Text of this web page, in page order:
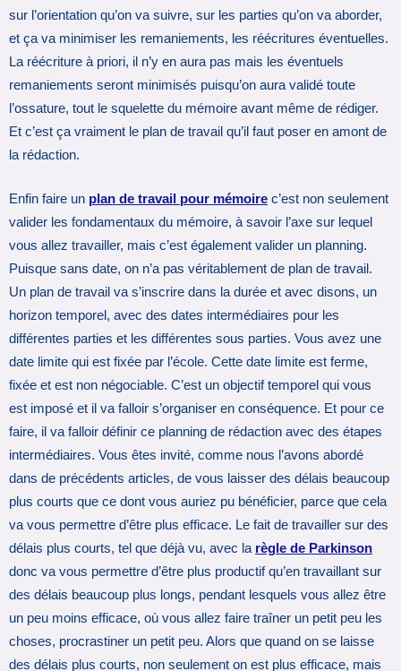
sur l’orientation qu’on va suivre, sur les parties qu’on va aborder,
et ça va minimiser les remaniements, les réécritures éventuelles.
La réécriture à priori, il n’y en aura pas mais les éventuels
remaniements seront minimisés puisqu’on aura validé toute
l’ossature, tout le squelette du mémoire avant même de rédiger.
Et c’est ça vraiment le plan de travail qu’il faut poser en amont de
la rédaction.
Enfin faire un plan de travail pour mémoire c’est non seulement
valider les fondamentaux du mémoire, à savoir l’axe sur lequel
vous allez travailler, mais c’est également valider un planning.
Puisque sans date, on n’a pas véritablement de plan de travail.
Un plan de travail va s’inscrire dans la durée et avec disons, un
horizon temporel, avec des dates intermédiaires pour les
différentes parties et les différentes sous parties. Vous avez une
date limite qui est fixée par l’école. Cette date limite est ferme,
fixée et est non négociable. C’est un objectif temporel qui vous
est imposé et il va falloir s’organiser en conséquence. Et pour ce
faire, il va falloir définir ce planning de rédaction avec des étapes
intermédiaires. Vous êtes invité, comme nous l’avons abordé
dans de précédents articles, de vous laisser des délais beaucoup
plus courts que ce dont vous auriez pu bénéficier, parce que cela
va vous permettre d’être plus efficace. Le fait de travailler sur des
délais plus courts, tel que déjà vu, avec la règle de Parkinson
donc va vous permettre d’être plus productif qu’en travaillant sur
des délais beaucoup plus longs, pendant lesquels vous allez être
un peu moins efficace, où vous allez faire traîner un petit peu les
choses, procrastiner un petit peu. Alors que quand on se laisse
des délais plus courts, non seulement on est plus efficace, mais